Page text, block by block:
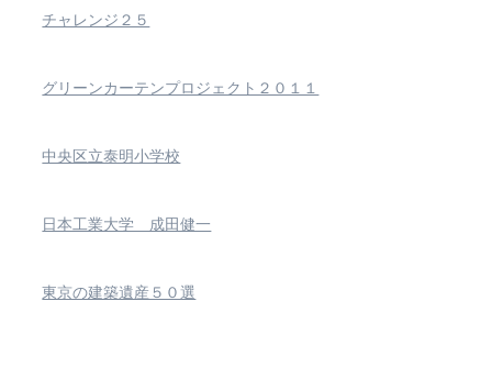
チャレンジ２５
グリーンカーテンプロジェクト２０１１
中央区立泰明小学校
日本工業大学 成田健一
東京の建築遺産５０選